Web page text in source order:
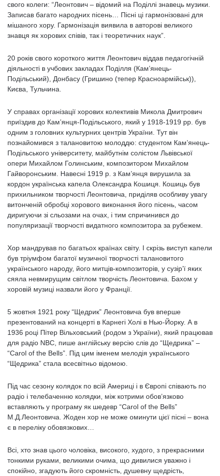
свого колеги: “Леонтович – відомий на Поділлі знавець музики.
Записав багато народних пісень… Пісні ці гармонізовані для
мішаного хору. Гармонізація виявила в авторові великого
знавця як хорових співів, так і теоретичних наук”.
20 років свого короткого життя Леонтович віддав педагогічній
діяльності в учбових закладах Поділля (Кам’янець-
Подільський), Донбасу (Гришино (тепер Красноармійськ)),
Києва, Тульчина.
У справах організації хорових колективів Микола Дмитрович
приїздив до Кам’янця-Подільського, який у 1918-1919 рр. був
одним з головних культурних центрів України. Тут він
познайомився з талановитою молоддю: студентом Кам’янець-
Подільського університету, майбутнім солістом Львівської
опери Михайлом Голинським, композитором Михайлом
Гайворонським. Навесні 1919 р. з Кам’янця вирушила за
кордон українська капела Олександра Кошиця. Кошиць був
прихильником творчості Леонтовича, приділяв особливу увагу
витонченій обробці хорового виконання його пісень, часом
диригуючи зі сльозами на очах, і тим спричинився до
популяризації творчості видатного композитора за рубежем.
Хор мандрував по багатьох країнах світу. І скрізь виступ капели
був тріумфом багатої музичної творчості талановитого
українського народу, його митців-композиторів, у сузір’ї яких
сяяла невмирущим світлом творчість Леонтовича. Бахом у
хоровій музиці назвали його у Франції.
5 жовтня 1921 року “Щедрик” Леонтовича був вперше
презентований на концерті в Карнегі Холі в Нью-Йорку. А в
1936 році Пітер Вільховський (родом з України), який працював
для радіо NBC, пише англійську версію слів до “Щедрика” –
“Carol of the Bells”. Під цим іменем мелодія українського
“Щедрика” стала всесвітньо відомою.
Під час сезону колядок по всій Америці і в Європі співають по
радіо і телебаченню колядки, між котрими обов’язково
вставляють у програму як шедевр “Carol of the Bells”
М.Д.Леонтовича. Жоден хор не може оминути цієї пісні – вона
є в переліку обовязкових…
Всі, хто знав цього чоловіка, високого, худого, з прекрасними
тонкими руками, великими очима, що дивилися уважно і
спокійно, згадують його скромність, душевну щедрість,